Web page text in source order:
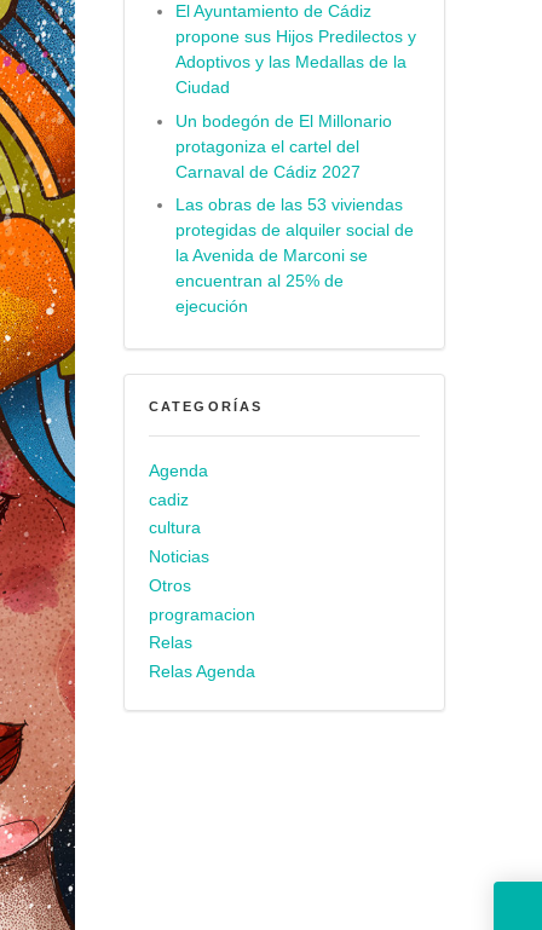
El Ayuntamiento de Cádiz
propone sus Hijos Predilectos y
Adoptivos y las Medallas de la
Ciudad
Un bodegón de El Millonario
protagoniza el cartel del
Carnaval de Cádiz 2027
Las obras de las 53 viviendas
protegidas de alquiler social de
la Avenida de Marconi se
encuentran al 25% de
ejecución
CATEGORÍAS
Agenda
cadiz
cultura
Noticias
Otros
programacion
Relas
Relas Agenda